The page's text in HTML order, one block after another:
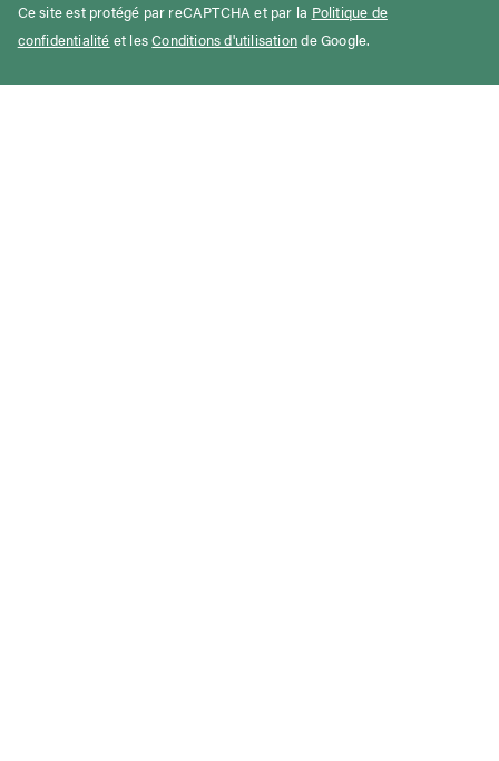
Ce site est protégé par reCAPTCHA et par la Politique de
confidentialité et lesConditions d'utilisationde Google.